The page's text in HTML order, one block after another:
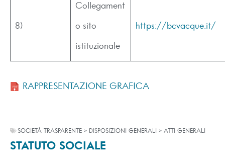
8)
Collegament
o sito
istituzionale
https://bcvacque.it/
RAPPRESENTAZIONE GRAFICA
SOCIETÀ TRASPARENTE > DISPOSIZIONI GENERALI > ATTI GENERALI
STATUTO SOCIALE